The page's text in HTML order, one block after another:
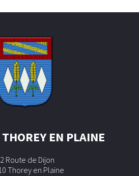
EN PLAINE
Route de Dijon
Thorey en Plaine